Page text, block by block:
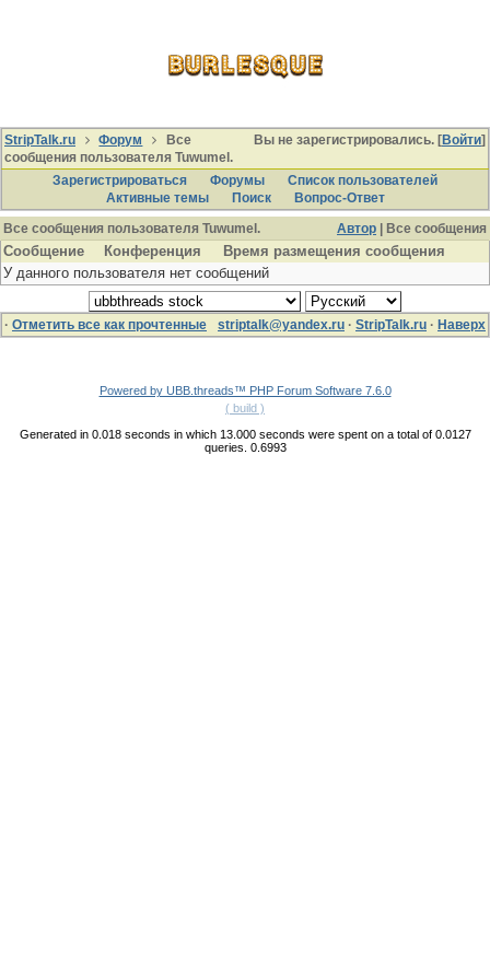
Вы не зарегистрировались. [Войти]
StripTalk.ru Форум
Все
сообщения пользователя Tuwumel.
Зарегистрироваться
Форумы
Список пользователей
Активные темы
Поиcк
Вопрос-Ответ
Автор | Все сообщения
Все сообщения пользователя Tuwumel.
Сообщение Конференция
Время размещения сообщения
У данного пользователя нет сообщений
· Отметить все как прочтенные striptalk@yandex.ru · StripTalk.ru · Наверх
Powered by UBB.threads™ PHP Forum Software 7.6.0
( build )
Generated in 0.018 seconds in which 13.000 seconds were spent on a total of 0.0127
queries. 0.6993